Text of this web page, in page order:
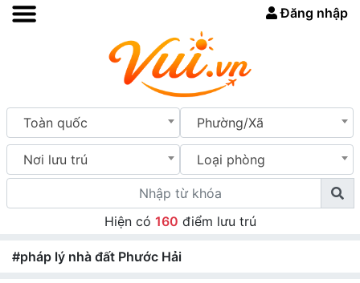
Đăng nhập
Toàn quốc Phường/Xã
Nơi lưu trú Loại phòng
Hiện có 160 điểm lưu trú
#pháp lý nhà đất Phước Hải